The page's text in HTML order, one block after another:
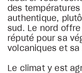
des
authentique,
sud. Le nord
réputé pour sa
volcaniques et sa
Le climat y est